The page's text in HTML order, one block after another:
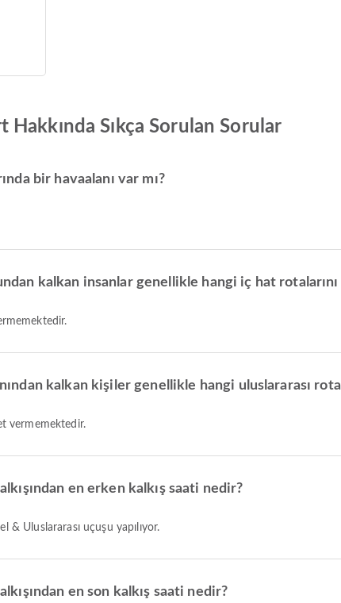
Sıkça Sorulan Sorular
bir havaalanı var mı?
kalkan insanlar genellikle hangi iç hat rotalarını
kalkan kişiler genellikle hangi uluslararası
vermemektedir.
en erken kalkış saati nedir?
& Uluslararası uçuşu yapılıyor.
en son kalkış saati nedir?